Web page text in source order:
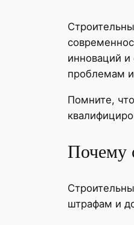
инноваций
проблемам
Помните,
Почему
штрафам и